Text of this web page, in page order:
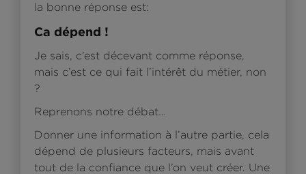
la bonne réponse est:
Ca dépend !
Je sais, c’est décevant comme réponse,
mais c’est ce qui fait l’intérêt du métier, non
?
Reprenons notre débat…
Donner une information à l’autre partie, cela
dépend de plusieurs facteurs, mais avant
tout de la confiance que l’on veut créer. Une